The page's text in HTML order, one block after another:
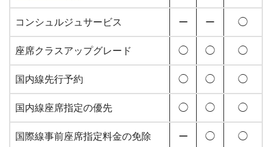
コンシュルジュサービス ー ー ◯
座席クラスアップグレード ◯ ◯ ◯
国内線先行予約 ◯ ◯ ◯
国内線座席指定の優先 ◯ ◯ ◯
国際線事前座席指定料金の免除 ー ◯ ◯